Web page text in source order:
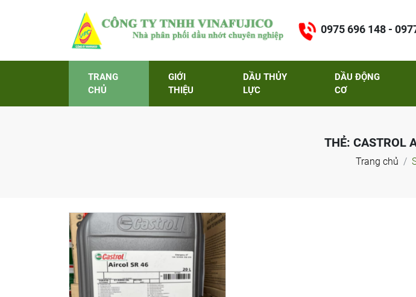
0975 696 148 -
TRANG
CHỦ
GIỚI
THIỆU
DẦU THỦY
LỰC
DẦU ĐỘNG
CƠ
THẺ: CASTROL
Trang chủ